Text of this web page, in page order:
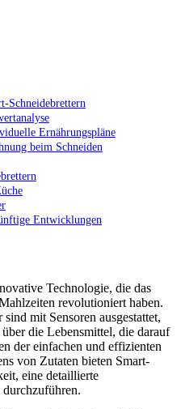
Schneidebrettern
Ernährungspläne
beim Schneiden
Entwicklungen
Technologie, die das
revolutioniert haben.
mit Sensoren ausgestattet,
die Lebensmittel, die darauf
der einfachen und effizienten
von Zutaten bieten Smart-
eine detaillierte